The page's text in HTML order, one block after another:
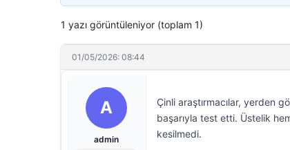
1 yazı görüntüleniyor (toplam 1)
01/05/2026: 08:44
A
admin
Çinli araştırmacılar, yerden
başarıyla test etti. Üstelik
kesilmedi.